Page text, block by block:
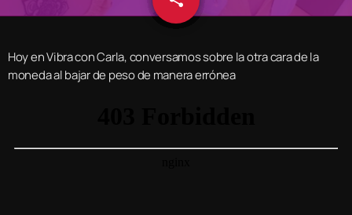
Hoy en Vibra con Carla, conversamos sobre la otra cara de la
moneda al bajar de peso de manera errónea